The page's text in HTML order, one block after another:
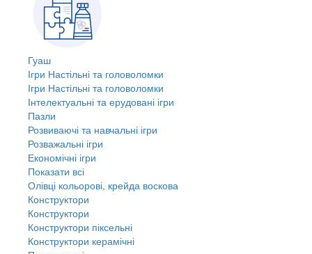
Гуаш
Ігри Настільні та головоломки
Ігри Настільні та головоломки
Інтелектуальні та ерудовані ігри
Пазли
Розвиваючі та навчальні ігри
Розважальні ігри
Економічні ігри
Показати всі
Олівці кольорові, крейда воскова
Конструктори
Конструктори
Конструктори піксельні
Конструктори керамічні